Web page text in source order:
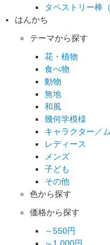
タペストリー棒（
はんかち
テーマから探す
花・植物
食べ物
動物
無地
和風
幾何学模様
キャラクター／
レディース
メンズ
子ども
その他
色から探す
価格から探す
～550円
～1,000円